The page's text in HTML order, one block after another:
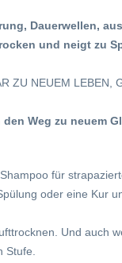
Dauerwellen,
und neigt zu
ZU NEUEM LEBEN,
Weg zu neuem
für
oder eine Kur
Und auch
Stufe.